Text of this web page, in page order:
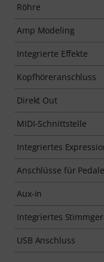
Röhre
Amp Modeling
Integrierte Effekte
Kopfhöreranschluss
Direkt Out
MIDI-Schnittstelle
Integriertes
Anschlüsse für
Aux-in
Integriertes
USB Anschluss